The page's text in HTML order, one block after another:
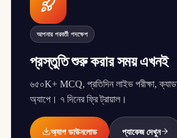
আপনার পরবর্তী পদক্ষেপ
প্রস্তুতি শুরু করার সময় এখনই
৬৫০K+ MCQ, প্রতিদিন লাইভ পরীক্ষা,
অ্যাপে। ৭ দিনের ফ্রি ট্রায়াল।
অ্যাপ ডাউনলোড প্যাকেজ দেখুন